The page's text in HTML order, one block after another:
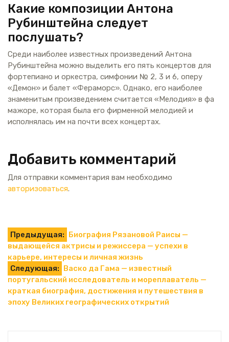
Какие композиции Антона
Рубинштейна следует
послушать?
Среди наиболее известных произведений Антона
Рубинштейна можно выделить его пять концертов для
фортепиано и оркестра, симфонии № 2, 3 и 6, оперу
«Демон» и балет «Фераморс». Однако, его наиболее
знаменитым произведением считается «Мелодия» в фа
мажоре, которая была его фирменной мелодией и
исполнялась им на почти всех концертах.
Добавить комментарий
Для отправки комментария вам необходимо
авторизоваться.
Навигация
по
записям
Предыдущая: Биография Рязановой Раисы —
выдающейся актрисы и режиссера — успехи в
карьере, интересы и личная жизнь
Следующая: Васко да Гама — известный
португальский исследователь и мореплаватель —
краткая биография, достижения и путешествия в
эпоху Великих географических открытий